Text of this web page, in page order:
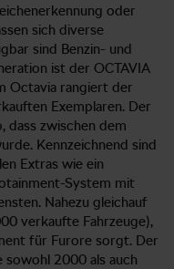
oder
sich diverse
sind Benzin- und
ist der OCTAVIA
Octavia rangiert der
Exemplaren. Der
dass zwischen dem
Kennzeichnend sind
Extras wie ein
System mit
Nahezu gleichauf
verkaufte Fahrzeuge),
für Furore sorgt. Der
2000 als auch